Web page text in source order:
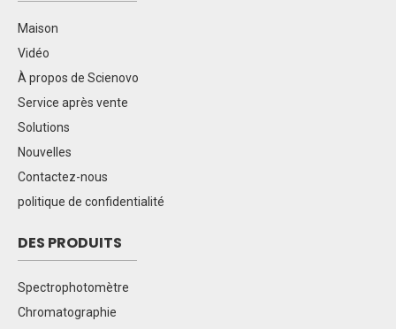
Maison
Vidéo
À propos de Scienovo
Service après vente
Solutions
Nouvelles
Contactez-nous
politique de confidentialité
DES PRODUITS
Spectrophotomètre
Chromatographie